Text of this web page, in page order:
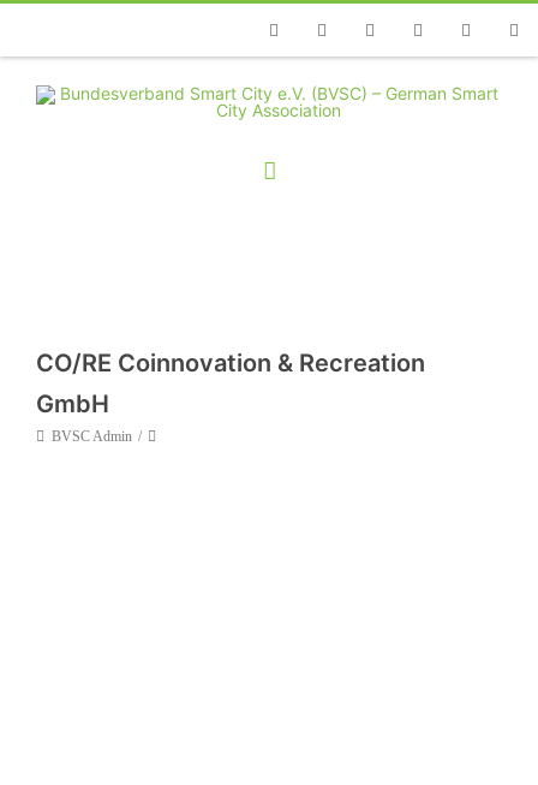
TelefonFacebookTwitterYoutubeInstagramLinkedin
CO/RE Coinnovation & Recreation
GmbH
BVSC Admin